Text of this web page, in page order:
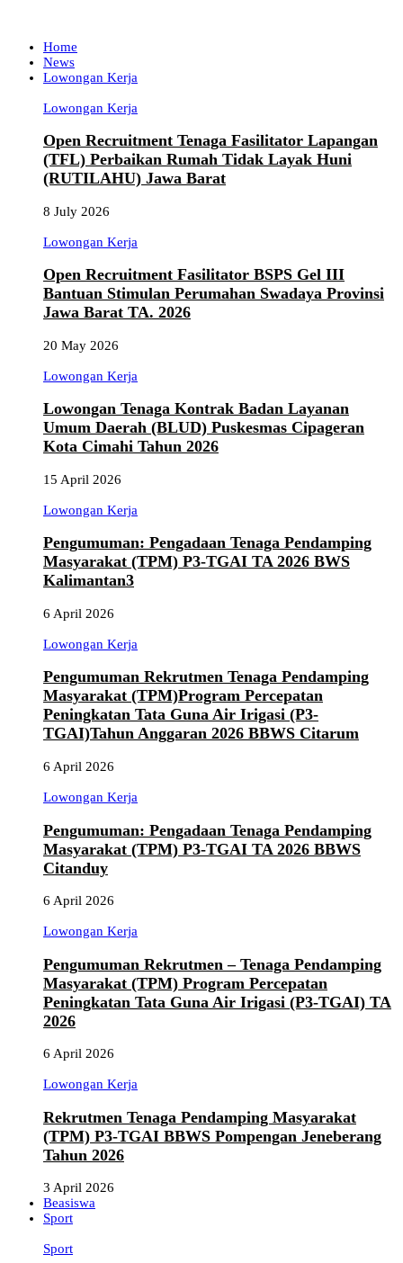
Home
News
Lowongan Kerja
Lowongan Kerja
Open Recruitment Tenaga Fasilitator Lapangan
(TFL) Perbaikan Rumah Tidak Layak Huni
(RUTILAHU) Jawa Barat
8 July 2026
Lowongan Kerja
Open Recruitment Fasilitator BSPS Gel III
Bantuan Stimulan Perumahan Swadaya Provinsi
Jawa Barat TA. 2026
20 May 2026
Lowongan Kerja
Lowongan Tenaga Kontrak Badan Layanan
Umum Daerah (BLUD) Puskesmas Cipageran
Kota Cimahi Tahun 2026
15 April 2026
Lowongan Kerja
Pengumuman: Pengadaan Tenaga Pendamping
Masyarakat (TPM) P3-TGAI TA 2026 BWS
Kalimantan3
6 April 2026
Lowongan Kerja
Pengumuman Rekrutmen Tenaga Pendamping
Masyarakat (TPM)Program Percepatan
Peningkatan Tata Guna Air Irigasi (P3-
TGAI)Tahun Anggaran 2026 BBWS Citarum
6 April 2026
Lowongan Kerja
Pengumuman: Pengadaan Tenaga Pendamping
Masyarakat (TPM) P3-TGAI TA 2026 BBWS
Citanduy
6 April 2026
Lowongan Kerja
Pengumuman Rekrutmen – Tenaga Pendamping
Masyarakat (TPM) Program Percepatan
Peningkatan Tata Guna Air Irigasi (P3-TGAI) TA
2026
6 April 2026
Lowongan Kerja
Rekrutmen Tenaga Pendamping Masyarakat
(TPM) P3-TGAI BBWS Pompengan Jeneberang
Tahun 2026
3 April 2026
Beasiswa
Sport
Sport